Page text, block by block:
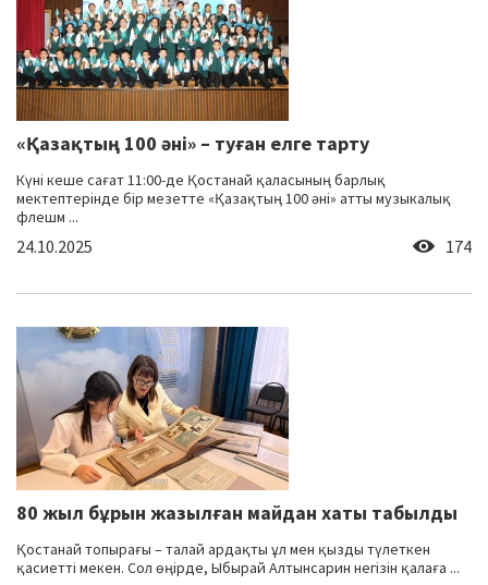
«Қазақтың 100 әні» – туған елге тарту
Күні кеше сағат 11:00-де Қостанай қаласының барлық
мектептерінде бір мезетте «Қазақтың 100 әні» атты музыкалық
флешм ...
24.10.2025 174
80 жыл бұрын жазылған майдан хаты табылды
Қостанай топырағы – талай ардақты ұл мен қызды түлеткен
қасиетті мекен. Сол өңірде, Ыбырай Алтынсарин негізін қалаға ...